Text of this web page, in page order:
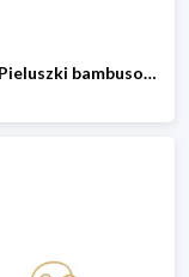
3-pak - Pieluszki bambusowe 50x50 - Wilkiway